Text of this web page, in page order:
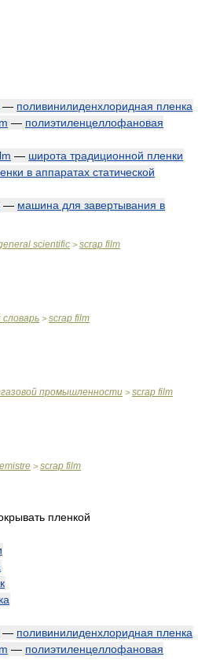
— поливинилиденхлоридная пленка
— полиэтиленцеллофановая
— широта традиционной пленки
в аппаратах статической
— машина для завертывания в
scientific > scrap film
> scrap film
промышленности > scrap film
> scrap film
пленкой
— поливинилиденхлоридная пленка
— полиэтиленцеллофановая